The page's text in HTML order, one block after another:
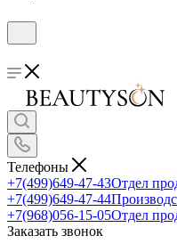
Телефоны
+7(499)649-47-43Отдел
+7(499)649-47-44
+7(968)056-15-05Отдел
Заказать звонок